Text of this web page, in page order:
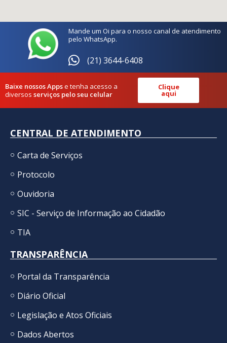
Mande um Oi para o nosso canal de atendimento
pelo WhatsApp.
(21) 3644-6408
Baixe nossos Appse tenha acesso a
diversos serviços pelo seu celular
Clique
aqui
CENTRAL DE ATENDIMENTO
Carta de Serviços
Protocolo
Ouvidoria
SIC - Serviço de Informação ao Cidadão
TIA
TRANSPARÊNCIA
Portal da Transparência
Diário Oficial
Legislação e Atos Oficiais
Dados Abertos